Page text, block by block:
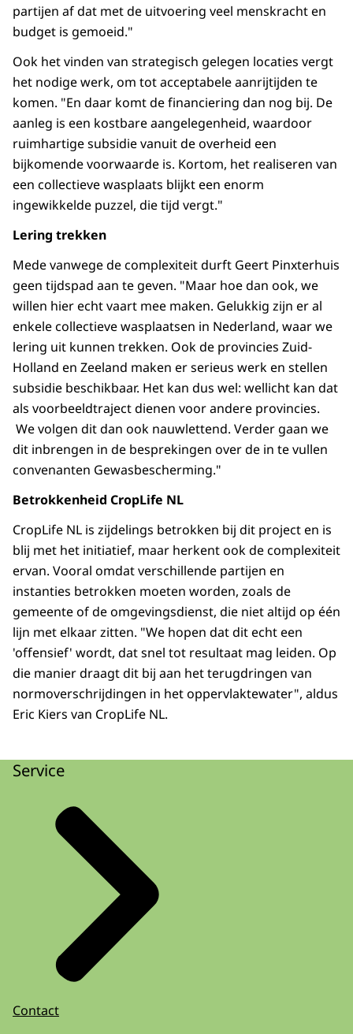
partijen af dat met de uitvoering veel menskracht en
budget is gemoeid."
Ook het vinden van strategisch gelegen locaties vergt
het nodige werk, om tot acceptabele aanrijtijden te
komen. "En daar komt de financiering dan nog bij. De
aanleg is een kostbare aangelegenheid, waardoor
ruimhartige subsidie vanuit de overheid een
bijkomende voorwaarde is. Kortom, het realiseren van
een collectieve wasplaats blijkt een enorm
ingewikkelde puzzel, die tijd vergt."
Lering trekken
Mede vanwege de complexiteit durft Geert Pinxterhuis
geen tijdspad aan te geven. "Maar hoe dan ook, we
willen hier echt vaart mee maken. Gelukkig zijn er al
enkele collectieve wasplaatsen in Nederland, waar we
lering uit kunnen trekken. Ook de provincies Zuid-
Holland en Zeeland maken er serieus werk en stellen
subsidie beschikbaar. Het kan dus wel: wellicht kan dat
als voorbeeldtraject dienen voor andere provincies.
We volgen dit dan ook nauwlettend. Verder gaan we
dit inbrengen in de besprekingen over de in te vullen
convenanten Gewasbescherming."
Betrokkenheid CropLife NL
CropLife NL is zijdelings betrokken bij dit project en is
blij met het initiatief, maar herkent ook de complexiteit
ervan. Vooral omdat verschillende partijen en
instanties betrokken moeten worden, zoals de
gemeente of de omgevingsdienst, die niet altijd op één
lijn met elkaar zitten. "We hopen dat dit echt een
'offensief' wordt, dat snel tot resultaat mag leiden. Op
die manier draagt dit bij aan het terugdringen van
normoverschrijdingen in het oppervlaktewater", aldus
Eric Kiers van CropLife NL.
Service
Contact